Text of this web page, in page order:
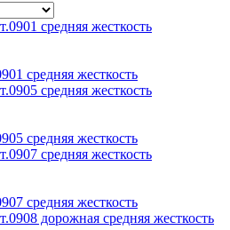
средняя жесткость
средняя жесткость
средняя жесткость